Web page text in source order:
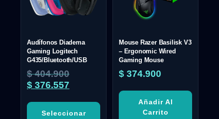
Audífonos Diadema
Gaming Logitech
G435/Bluetooth/USB
$404.900
$ 376.557
Seleccionar
Mouse Razer Basilisk V3
– Ergonomic Wired
Gaming Mouse
$ 374.900
Añadir Al
Carrito